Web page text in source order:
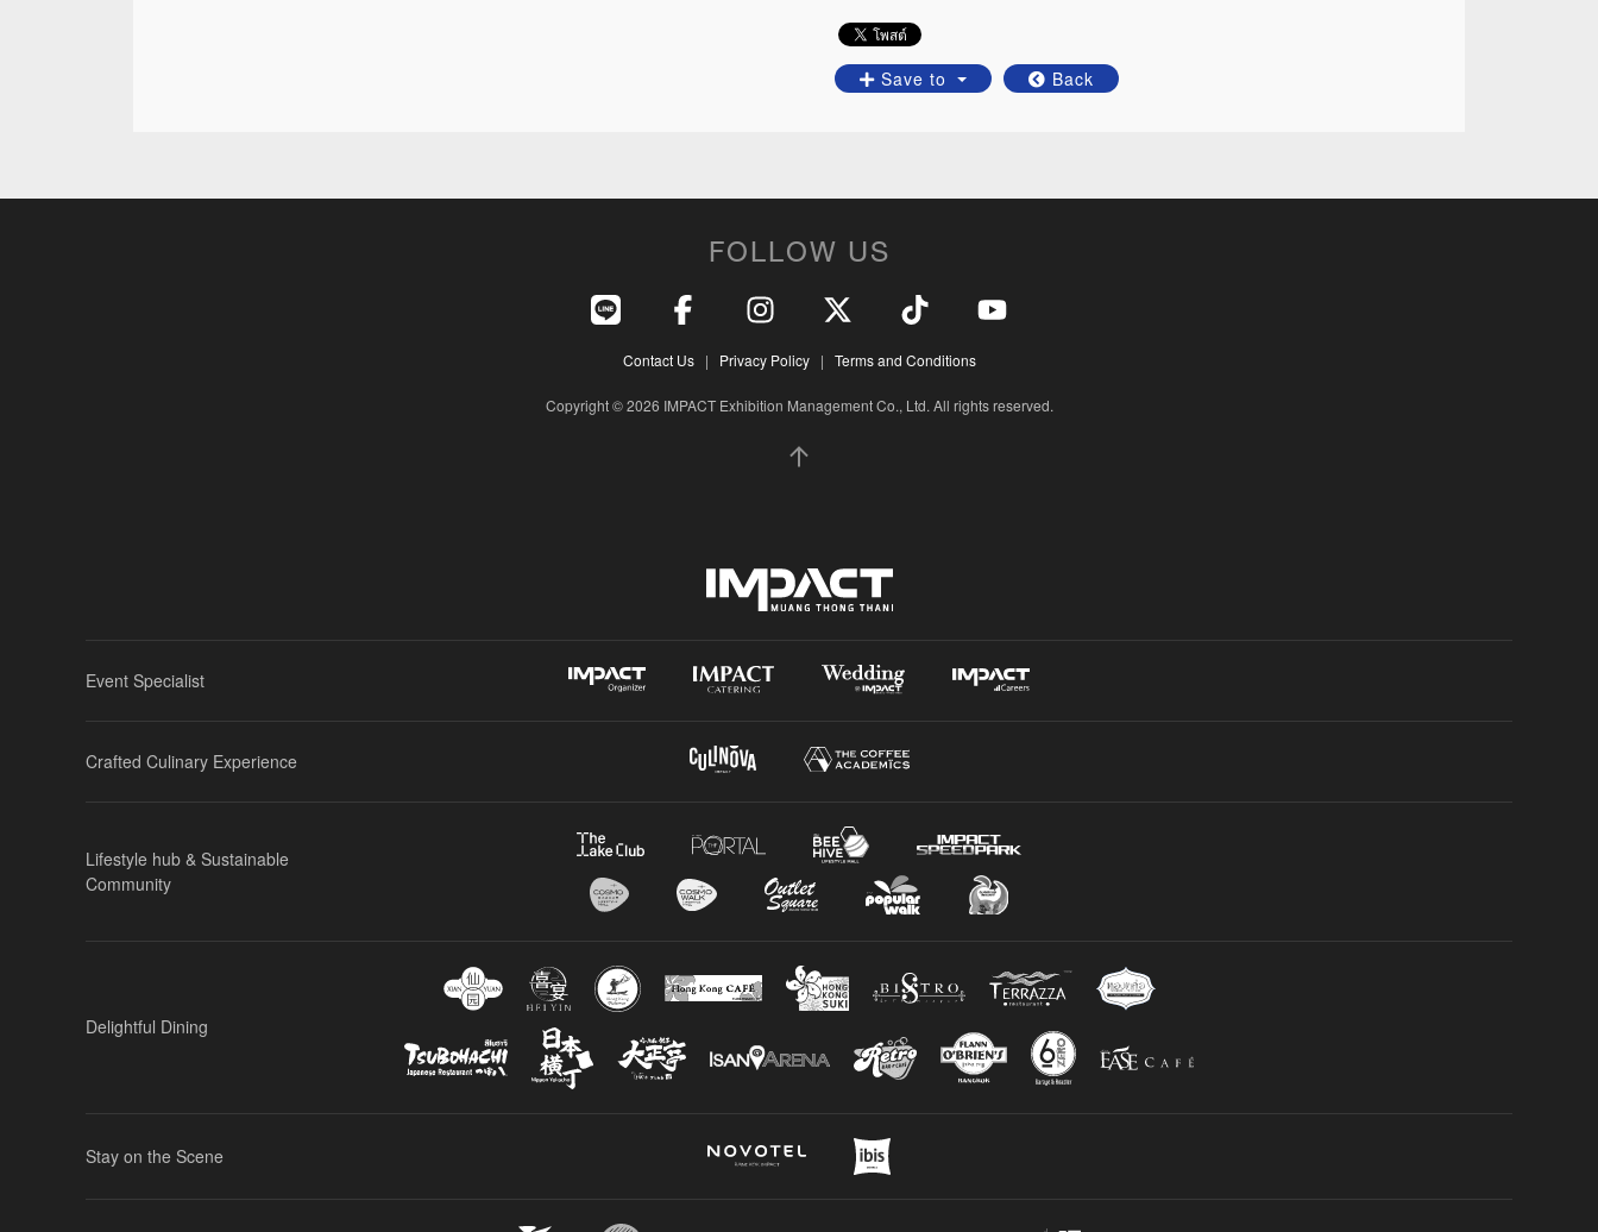
Save to Back
FOLLOW US
Contact Us| Privacy Policy| Terms and Conditions
Copyright © 2026 IMPACT Exhibition Management Co., Ltd. All rights reserved.
Event Specialist
Crafted Culinary Experience
Lifestyle hub & Sustainable
Community
Delightful Dining
Stay on the Scene